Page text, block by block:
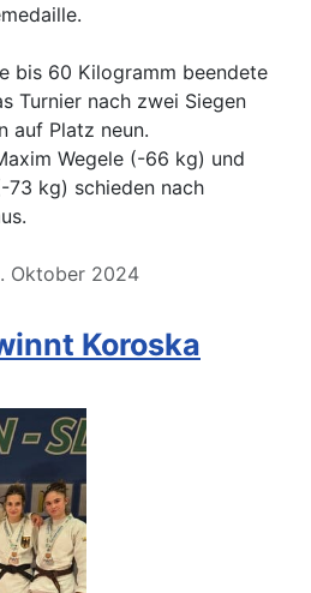
bis 60 Kilogramm beendete
Turnier nach zwei Siegen
auf Platz neun.
Wegele (-66 kg) und
73 kg) schieden nach
Oktober 2024
Koroska